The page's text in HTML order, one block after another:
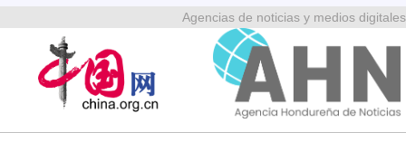
Agencias de noticias y medios digitales